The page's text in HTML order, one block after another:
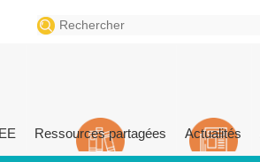
Search
for:
Ressources partagées Actualités